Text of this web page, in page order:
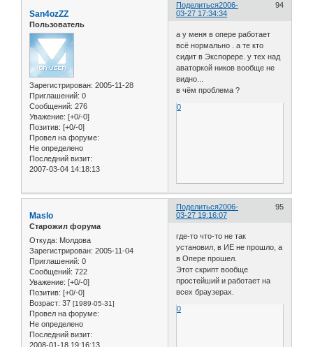
Поделиться 94
2006-
03-27 17:34:34
San4ozZZ
Пользователь
Зарегистрирован: 2005-11-28
Приглашений: 0
Сообщений: 276
Уважение: [+0/-0]
Позитив: [+0/-0]
Провел на форуме:
Не определено
Последний визит:
2007-03-04 14:18:13
а у меня в опере работает
всё нормально . а те кто
сидит в Экспорере. у тех над
аваторкой ников вообще не
видно...
в чём проблема ?
0
Поделиться 95
2006-
03-27 19:16:07
Maslo
Старожил форума
Откуда: Молдова
Зарегистрирован: 2005-11-04
Приглашений: 0
Сообщений: 722
Уважение: [+0/-0]
Позитив: [+0/-0]
Возраст: 37 [1989-05-31]
Провел на форуме:
Не определено
Последний визит:
2008-01-18 19:16:13
где-то что-то не так
установил, в ИЕ не прошло, а
в Опере прошел.
Этот скрипт вообще
простейший и работает на
всех браузерах.
0